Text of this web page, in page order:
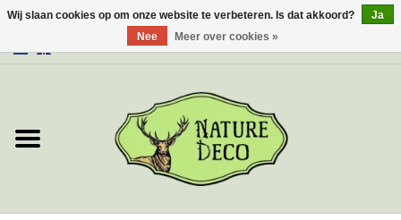
Over ons
Wij slaan cookies op om onze website te verbeteren. Is dat akkoord?
Ja
Nee
Meer over cookies »